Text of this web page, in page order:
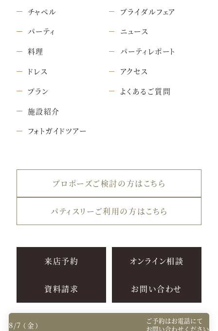
8/7 （金） ご予約はお電話にて
お問い合わせください
チャペル
パーティ
料理
ドレス
プラン
施設紹介
フォトガイドツアー
ブライダルフェア
ニュース
パーティレポート
アクセス
よくあるご質問
プロポーズご検討の方はこちら
パティスリーご利用の方はこちら
来店予約 オンライン相談
資料請求 お問い合わせ